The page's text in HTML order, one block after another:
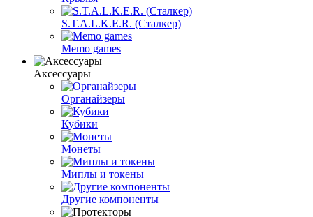
S.T.A.L.K.E.R. (Сталкер)
Memo games
Аксессуары
Органайзеры
Кубики
Монеты
Миплы и токены
Другие компоненты